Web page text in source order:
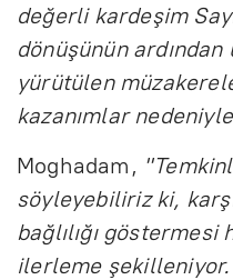
değerli kardeşim
dönüşünün
yürütülen
kazanımlar
Moghadam,
söyleyebiliriz ki,
bağlılığı
ilerleme şekilleniyor.